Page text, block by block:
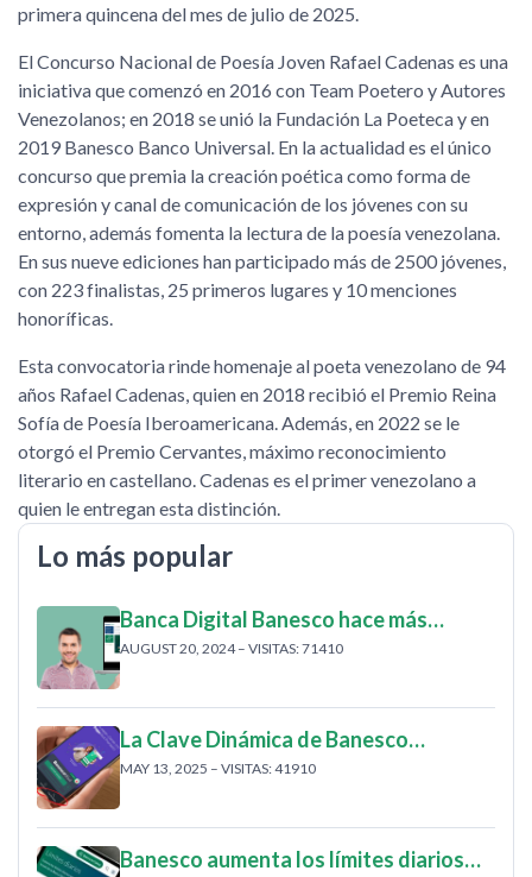
primera quincena del mes de julio de 2025.
El Concurso Nacional de Poesía Joven Rafael Cadenas es una
iniciativa que comenzó en 2016 con Team Poetero y Autores
Venezolanos; en 2018 se unió la Fundación La Poeteca y en
2019 Banesco Banco Universal. En la actualidad es el único
concurso que premia la creación poética como forma de
expresión y canal de comunicación de los jóvenes con su
entorno, además fomenta la lectura de la poesía venezolana.
En sus nueve ediciones han participado más de 2500 jóvenes,
con 223 finalistas, 25 primeros lugares y 10 menciones
honoríficas.
Esta convocatoria rinde homenaje al poeta venezolano de 94
años Rafael Cadenas, quien en 2018 recibió el Premio Reina
Sofía de Poesía Iberoamericana. Además, en 2022 se le
otorgó el Premio Cervantes, máximo reconocimiento
literario en castellano. Cadenas es el primer venezolano a
quien le entregan esta distinción.
Lo más popular
Banca Digital Banesco hace más…
AUGUST 20, 2024 – VISITAS: 71410
La Clave Dinámica de Banesco…
MAY 13, 2025 – VISITAS: 41910
Banesco aumenta los límites diarios…